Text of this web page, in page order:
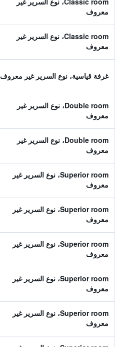
معروف
Classic room، نوع السرير غير
معروف
غرفة قياسية، نوع السرير غير معروف
Double room، نوع السرير غير
معروف
Double room، نوع السرير غير
معروف
Superior room، نوع السرير غير
معروف
Superior room، نوع السرير غير
معروف
Superior room، نوع السرير غير
معروف
Superior room، نوع السرير غير
معروف
Superior room، نوع السرير غير
معروف